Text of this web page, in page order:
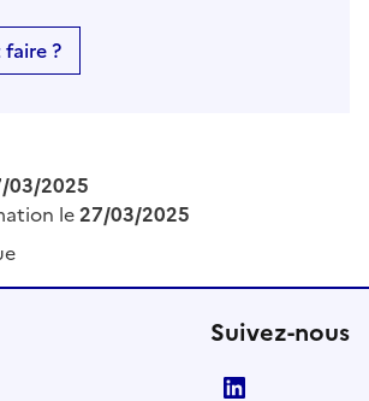
?
03/2025
le27/03/2025
Suivez-nous